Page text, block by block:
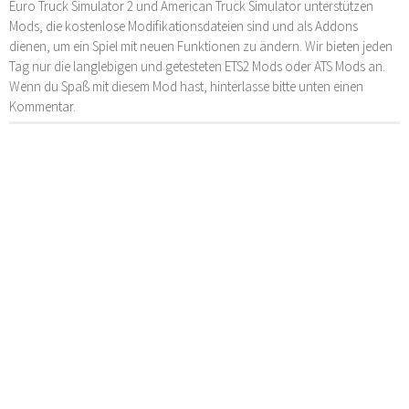
Euro Truck Simulator 2 und American Truck Simulator unterstützen
Mods, die kostenlose Modifikationsdateien sind und als Addons
dienen, um ein Spiel mit neuen Funktionen zu ändern. Wir bieten jeden
Tag nur die langlebigen und getesteten ETS2 Mods oder ATS Mods an.
Wenn du Spaß mit diesem Mod hast, hinterlasse bitte unten einen
Kommentar.